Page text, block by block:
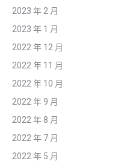
2023 年 2 月
2023 年 1 月
2022 年 12 月
2022 年 11 月
2022 年 10 月
2022 年 9 月
2022 年 8 月
2022 年 7 月
2022 年 5 月